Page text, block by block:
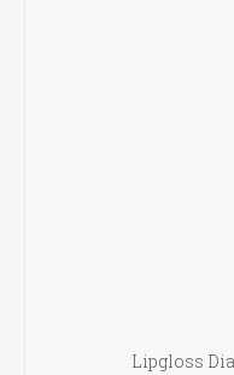
Lipgloss